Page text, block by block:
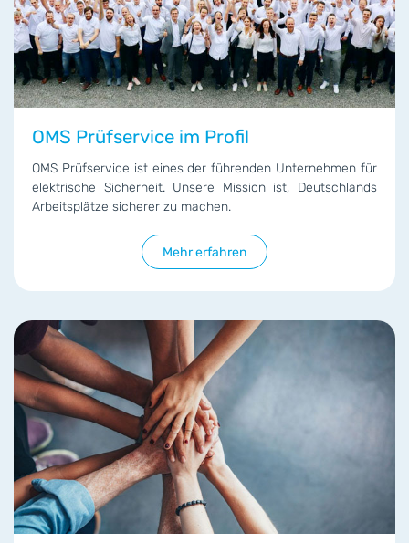
OMS Prüfservice im Profil
OMS Prüfservice ist eines der führenden Unternehmen für
elektrische Sicherheit. Unsere Mission ist, Deutschlands
Arbeitsplätze sicherer zu machen.
Mehr erfahren